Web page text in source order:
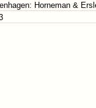
Horneman &